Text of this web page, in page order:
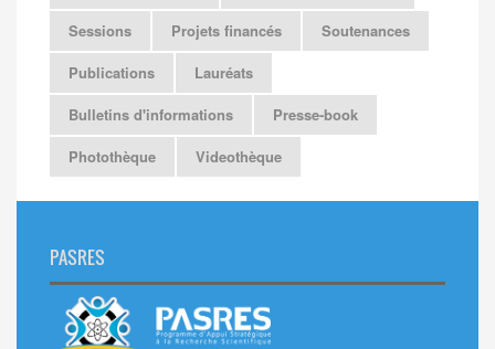
Sessions
Projets financés
Soutenances
Publications
Lauréats
Bulletins d'informations
Presse-book
Photothèque
Videothèque
PASRES